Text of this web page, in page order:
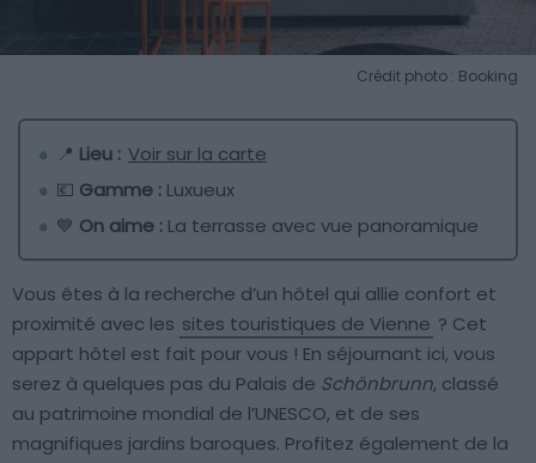
Crédit photo : Booking
📍 Lieu : Voir sur la carte
💶 Gamme : Luxueux
💙 On aime : La terrasse avec vue panoramique
Vous êtes à la recherche d’un hôtel qui allie confort et
proximité avec les sites touristiques de Vienne ? Cet
appart hôtel est fait pour vous ! En séjournant ici, vous
serez à quelques pas du Palais de Schönbrunn, classé
au patrimoine mondial de l’UNESCO, et de ses
magnifiques jardins baroques. Profitez également de la